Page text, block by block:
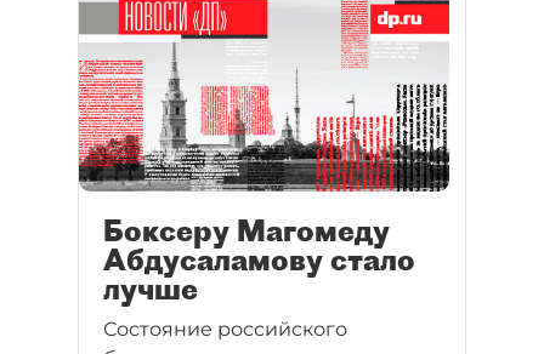
Боксеру Магомеду
Абдусаламову стало
лучше
Состояние российского